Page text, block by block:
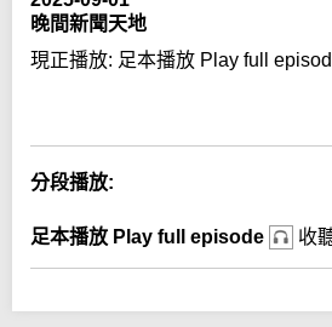
晚間新聞天地
現正播放: 足本播放 Play full
分段播放:
足本播放 Play full episode 收